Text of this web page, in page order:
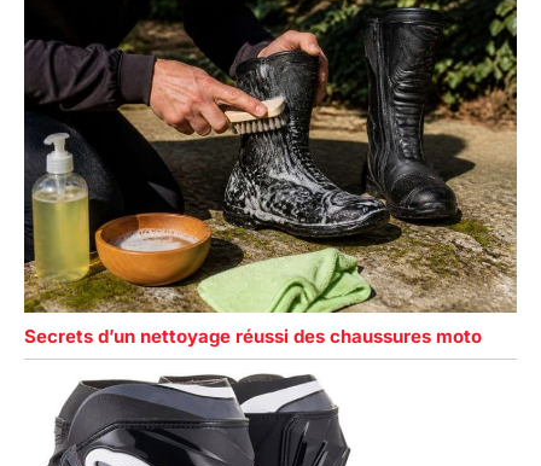
Secrets d’un nettoyage réussi des chaussures moto